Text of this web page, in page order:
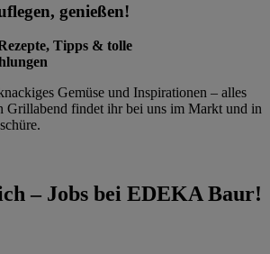
genießen!
Tipps & tolle
Gemüse und Inspirationen – alles
Grillabend findet ihr bei uns im Markt und in
– Jobs bei EDEKA Baur!